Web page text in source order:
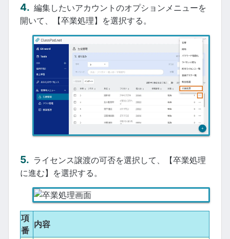
編集したいアカウントのオプションメニューを
開いて、【卒業処理】を選択する。
ライセンス譲渡の可否を選択して、【卒業処理
に進む】を選択する。
項
番
内容